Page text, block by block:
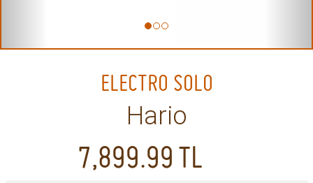
ELECTRO SOLO
Hario
7,899.99TL